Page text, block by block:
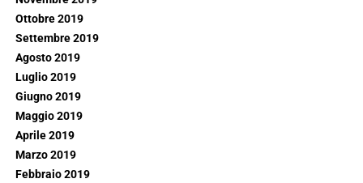
Ottobre 2019
Settembre 2019
Agosto 2019
Luglio 2019
Giugno 2019
Maggio 2019
Aprile 2019
Marzo 2019
Febbraio 2019